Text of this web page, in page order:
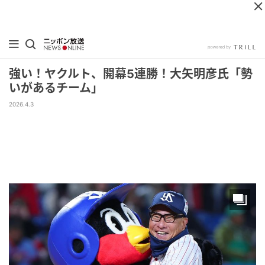
強い！ヤクルト、開幕5連勝！大矢明彦氏「勢
いがあるチーム」
2026.4.3